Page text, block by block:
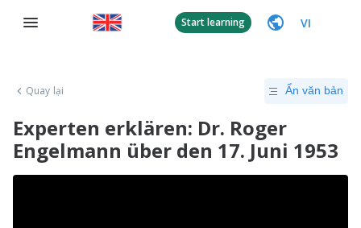
Start learning VI
Quay lại Ẩn văn bản
Experten erklären: Dr. Roger
Engelmann über den 17. Juni 1953